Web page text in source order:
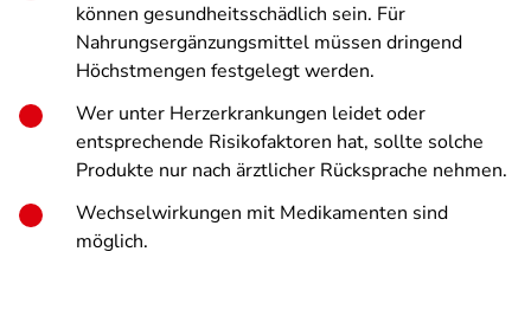
können gesundheitsschädlich sein. Für
Nahrungsergänzungsmittel müssen dringend
Höchstmengen festgelegt werden.
Wer unter Herzerkrankungen leidet oder
entsprechende Risikofaktoren hat, sollte solche
Produkte nur nach ärztlicher Rücksprache nehmen.
Wechsel­wirkungen mit Medikamenten sind
möglich.